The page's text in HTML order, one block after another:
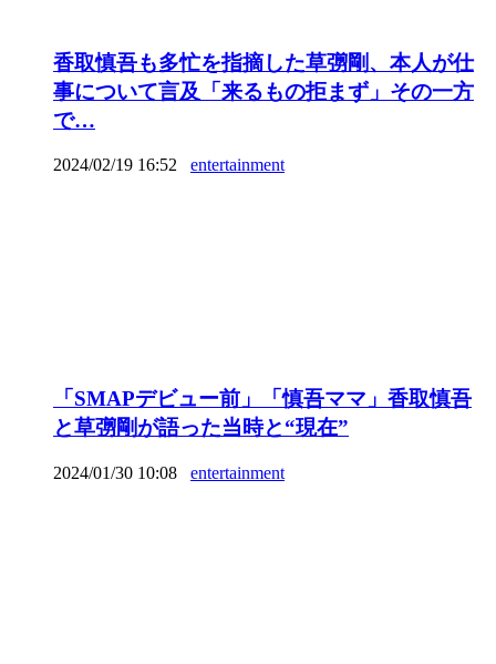
香取慎吾も多忙を指摘した草彅剛、本人が仕
事について言及「来るもの拒まず」その一方
で…
2024/02/19 16:52 entertainment
「SMAPデビュー前」「慎吾ママ」香取慎吾
と草彅剛が語った当時と“現在”
2024/01/30 10:08 entertainment